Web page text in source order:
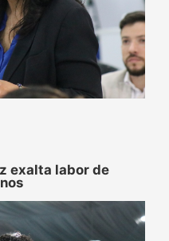
exalta labor de